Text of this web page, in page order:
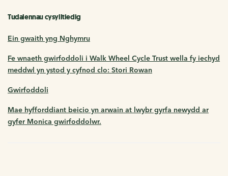
Tudalennau cysylltiedig
Ein gwaith yng Nghymru
Fe wnaeth gwirfoddoli i Walk Wheel Cycle Trust wella fy iechyd
meddwl yn ystod y cyfnod clo: Stori Rowan
Gwirfoddoli
Mae hyfforddiant beicio yn arwain at lwybr gyrfa newydd ar
gyfer Monica gwirfoddolwr.